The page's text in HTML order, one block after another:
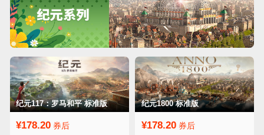
纪元117：罗马和平 标准版
¥178.20券后
纪元1800 标准版
¥178.20券后